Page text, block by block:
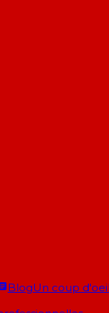
BlogUn coup